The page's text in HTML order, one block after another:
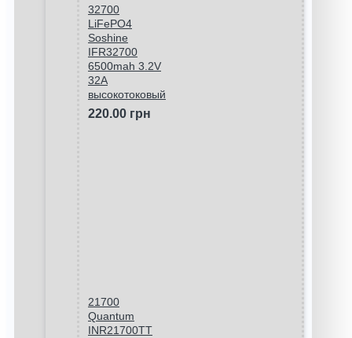
32700
LiFePO4
Soshine
IFR32700
6500mah 3.2V
32A
высокотоковый
220.00 грн
21700
Quantum
INR21700TT